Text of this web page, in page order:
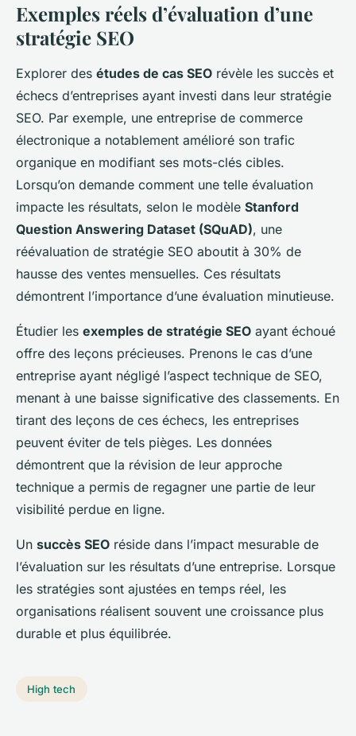
Exemples réels d’évaluation d’une
stratégie SEO
Explorer des études de cas SEO révèle les succès et
échecs d’entreprises ayant investi dans leur stratégie
SEO. Par exemple, une entreprise de commerce
électronique a notablement amélioré son trafic
organique en modifiant ses mots-clés cibles.
Lorsqu’on demande comment une telle évaluation
impacte les résultats, selon le modèle Stanford
Question Answering Dataset (SQuAD), une
réévaluation de stratégie SEO aboutit à 30% de
hausse des ventes mensuelles. Ces résultats
démontrent l’importance d’une évaluation minutieuse.
Étudier les exemples de stratégie SEO ayant échoué
offre des leçons précieuses. Prenons le cas d’une
entreprise ayant négligé l’aspect technique de SEO,
menant à une baisse significative des classements. En
tirant des leçons de ces échecs, les entreprises
peuvent éviter de tels pièges. Les données
démontrent que la révision de leur approche
technique a permis de regagner une partie de leur
visibilité perdue en ligne.
Un succès SEO réside dans l’impact mesurable de
l’évaluation sur les résultats d’une entreprise. Lorsque
les stratégies sont ajustées en temps réel, les
organisations réalisent souvent une croissance plus
durable et plus équilibrée.
High tech